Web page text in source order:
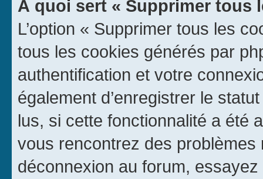
À quoi sert « Supprimer tous
L’option « Supprimer tous les
tous les cookies générés par
authentification et votre
également d’enregistrer le
lus, si cette fonctionnalité a été
vous rencontrez des
déconnexion au forum,